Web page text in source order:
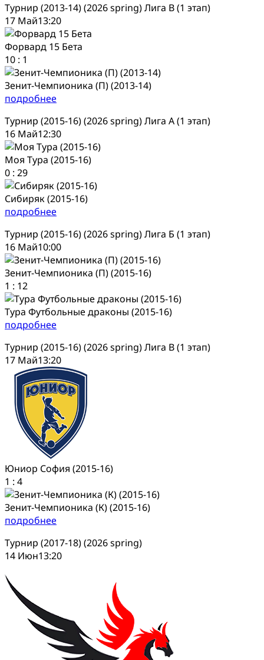
Турнир (2013-14) (2026 spring) Лига В (1 этап)
17 Май13:20
Форвард 15 Бета
10 : 1
Зенит-Чемпионика (П) (2013-14)
подробнее
Турнир (2015-16) (2026 spring) Лига А (1 этап)
16 Май12:30
Моя Тура (2015-16)
0 : 29
Сибиряк (2015-16)
подробнее
Турнир (2015-16) (2026 spring) Лига Б (1 этап)
16 Май10:00
Зенит-Чемпионика (П) (2015-16)
1 : 12
Тура Футбольные драконы (2015-16)
подробнее
Турнир (2015-16) (2026 spring) Лига В (1 этап)
17 Май13:20
Юниор София (2015-16)
1 : 4
Зенит-Чемпионика (К) (2015-16)
подробнее
Турнир (2017-18) (2026 spring)
14 Июн13:20